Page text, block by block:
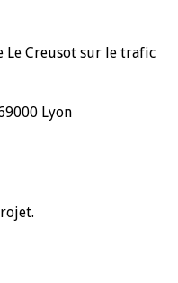
Le Creusot sur le trafic
Lyon